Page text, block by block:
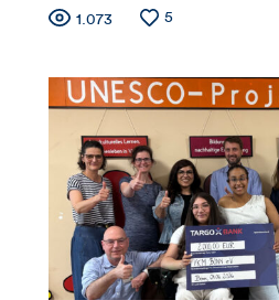
Zähler
für
Views,
Likes
und
Kommentare
Anzahl
1.073
Anzahl
5